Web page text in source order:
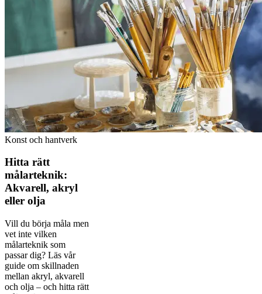
Konst och hantverk
Hitta rätt
målarteknik:
Akvarell, akryl
eller olja
Vill du börja måla men
vet inte vilken
målarteknik som
passar dig? Läs vår
guide om skillnaden
mellan akryl, akvarell
och olja – och hitta rätt